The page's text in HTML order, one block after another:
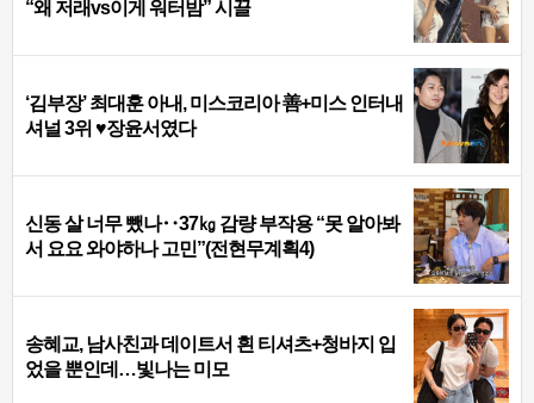
“왜 저래vs이게 워터밤” 시끌
‘김부장’ 최대훈 아내, 미스코리아 善+미스 인터내
셔널 3위 ♥장윤서였다
신동 살 너무 뺐나‥37㎏ 감량 부작용 “못 알아봐
서 요요 와야하나 고민”(전현무계획4)
송혜교, 남사친과 데이트서 흰 티셔츠+청바지 입
었을 뿐인데…빛나는 미모